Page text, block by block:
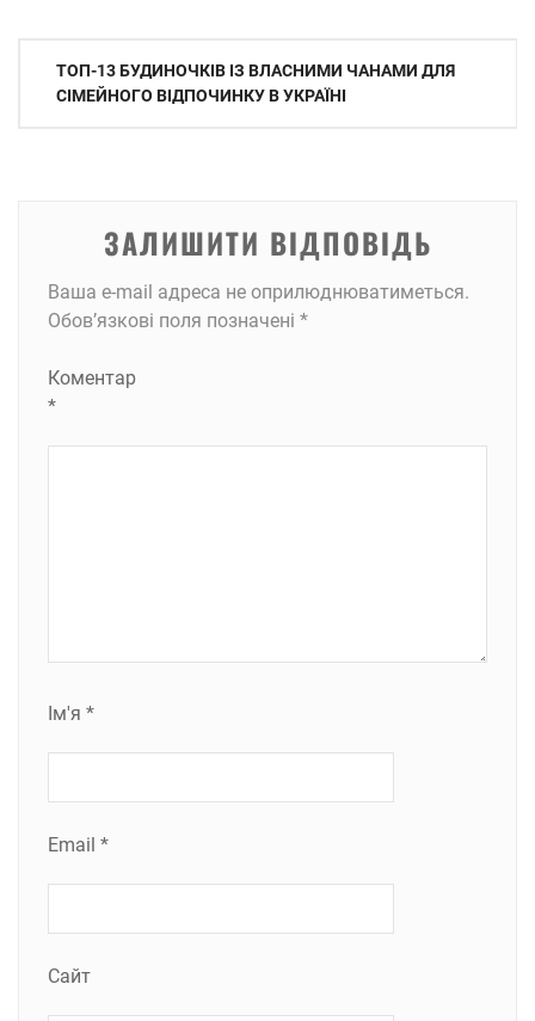
Навігація
записів
ТОП-13 БУДИНОЧКІВ ІЗ ВЛАСНИМИ ЧАНАМИ ДЛЯ
СІМЕЙНОГО ВІДПОЧИНКУ В УКРАЇНІ
ЗАЛИШИТИ ВІДПОВІДЬ
Ваша e-mail адреса не оприлюднюватиметься.
Обов’язкові поля позначені *
Коментар
*
Ім'я *
Email *
Сайт